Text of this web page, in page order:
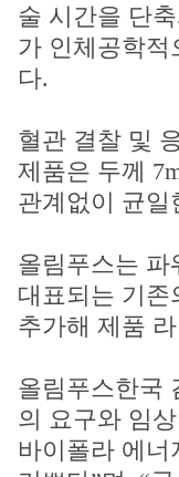
술 시간을 단
가 인체공학
다.
혈관 결찰 및
제품은 두께
관계없이 균일
올림푸스는 파
대표되는 기
추가해 제품
올림푸스한국
의 요구와 임
바이폴라 에